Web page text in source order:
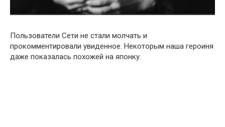
Пользователи Сети не стали молчать и
прокомментировали увиденное. Некоторым наша героиня
даже показалась похожей на японку.